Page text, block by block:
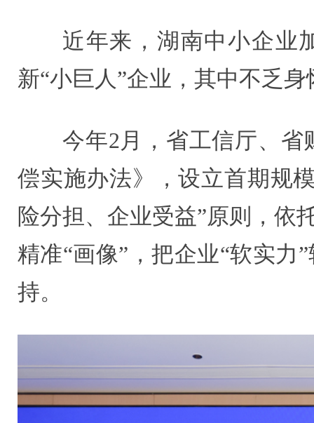
近年来，湖南中小企业
新“小巨人”企业，其中不乏
今年2月，省工信厅、
偿实施办法》，设立首期规
险分担、企业受益”原则，依
精准“画像”，把企业“软实力
持。